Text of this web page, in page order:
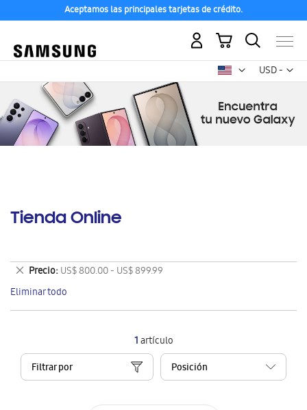
Aceptamos las principales tarjetas de crédito.
USD -
dólar
Mi carrito
Tienda Online
1artículo
Filtrar por
Precio US$ 800.00 - US$ 899.99
Eliminar
este
artículo
Eliminar todo